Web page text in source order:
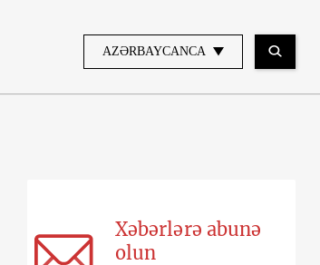
AZƏRBAYCANCA
Xəbərlərə abunə
olun